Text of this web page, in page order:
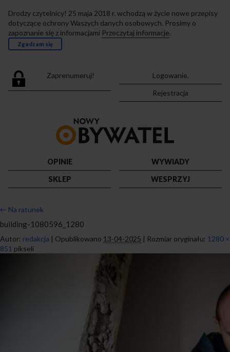
Drodzy czytelnicy! 25 maja 2018 r. wchodzą w życie nowe przepisy
dotyczące ochrony Waszych danych osobowych. Prosimy o
zapoznanie się z informacjami Przeczytaj informacje.
Zgadzam się
Zaprenumeruj!
Logowanie.
Rejestracja
strony
OPINIE
WYWIADY
SKLEP
WESPRZYJ
← Na ratunek
building-1080596_1280
Autor: redakcja | Opublikowano 13-04-2025 | Rozmiar oryginału: 1280 ×
851 pikseli